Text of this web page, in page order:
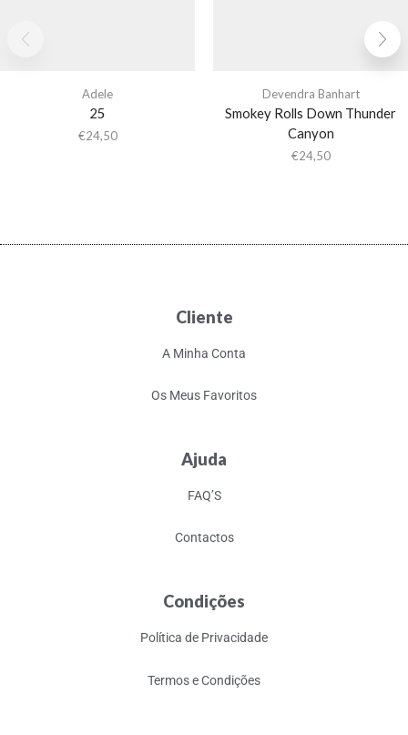
Adele
25
€24,50
Devendra Banhart
Smokey Rolls Down Thunder
Canyon
€24,50
Cliente
A Minha Conta
Os Meus Favoritos
Ajuda
FAQ’S
Contactos
Condições
Política de Privacidade
Termos e Condições